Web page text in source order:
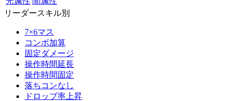
リーダースキル別
7×6マス
コンボ加算
固定ダメージ
操作時間延長
操作時間固定
落ちコンなし
ドロップ率上昇